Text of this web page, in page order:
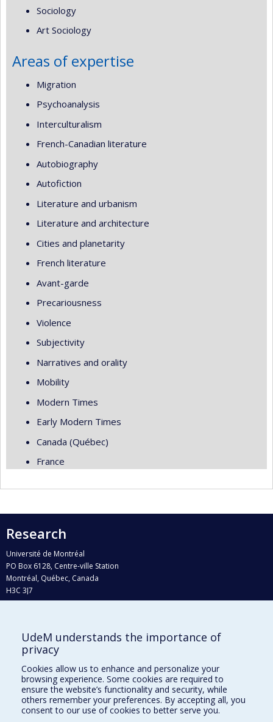
Sociology
Art Sociology
Areas of expertise
Migration
Psychoanalysis
Interculturalism
French-Canadian literature
Autobiography
Autofiction
Literature and urbanism
Literature and architecture
Cities and planetarity
French literature
Avant-garde
Precariousness
Violence
Subjectivity
Narratives and orality
Mobility
Modern Times
Early Modern Times
Canada (Québec)
France
Research
Université de Montréal
PO Box 6128, Centre-ville Station
Montréal, Québec, Canada
H3C 3J7
Who does what?
Find us
Site map
Accessibility
UdeM understands the importance of
privacy
Cookies allow us to enhance and personalize your
browsing experience. Some cookies are required to
ensure the website’s functionality and security, while
others remember your preferences. By accepting all, you
consent to our use of cookies to better serve you.